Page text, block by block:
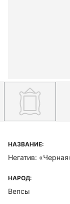
НАЗВАНИЕ:
Негатив:
НАРОД:
Вепсы